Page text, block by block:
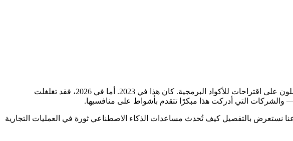
عندما يسمع معظم الناس عبارة "مساعد الذكاء الاصطناعي" أو "AI Copilot"، يتبادر إلى أذهانهم المبرمجون الذين يحصلون على اقتراحات للأكواد البرمجية. كان هذا في 2023. أما في 2026، فقد تغلغلت
التي أدركت هذا مبكرًا تتقدم بأشواط على منافسيها.
نستعرض بالتفصيل كيف تُحدث مساعدات الذكاء الاصطناعي ثورة في العمليات التجارية